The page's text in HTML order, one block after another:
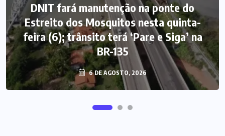
DNIT fará manutenção na ponte do
Estreito dos Mosquitos nesta quinta-
feira (6); trânsito terá ‘Pare e Siga’ na
BR-135
6 DE AGOSTO, 2026